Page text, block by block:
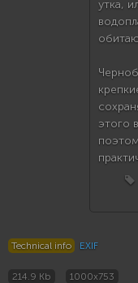
утка,
этого
Technical info EXIF
214.9 Kb 1000x753